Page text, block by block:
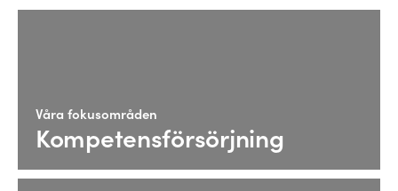
Våra fokusområden
Kompetensförsörjning